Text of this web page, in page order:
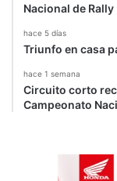
Nacional de Rally
hace 5 días
Triunfo en casa
hace 1 semana
Circuito corto
Campeonato